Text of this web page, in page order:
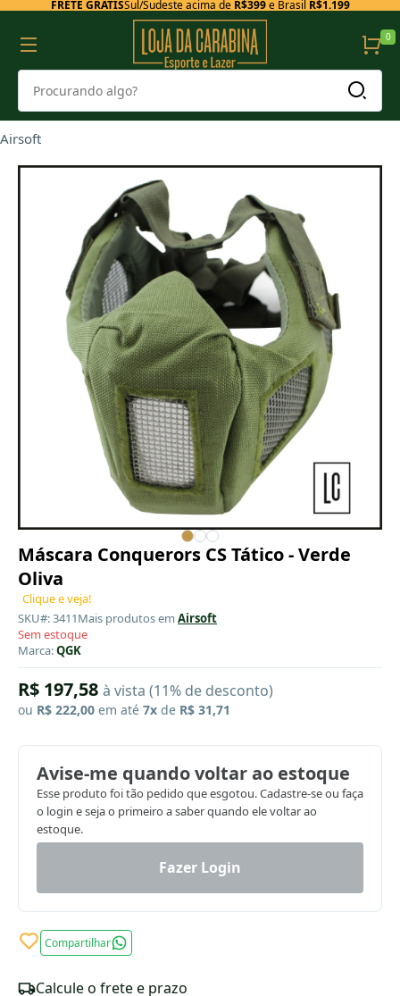
FRETE GRÁTISSul/Sudeste acima de R$399e Brasil R$1.199
0
Airsoft
Máscara Conquerors CS Tático - Verde
Oliva
Clique e veja!
SKU#: 3411Mais produtos em Airsoft
Sem estoque
Marca:QGK
R$ 197,58 à vista (11% de desconto)
ou R$ 222,00 em até 7x de R$ 31,71
Avise-me quando voltar ao estoque
Esse produto foi tão pedido que esgotou. Cadastre-se ou faça
o login e seja o primeiro a saber quando ele voltar ao
estoque.
Fazer Login
Compartilhar
Calcule o frete e prazo